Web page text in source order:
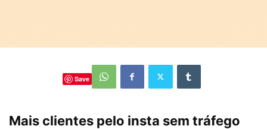
Save
Mais clientes pelo insta sem tráfego